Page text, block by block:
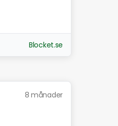
Blocket.se
8 månader